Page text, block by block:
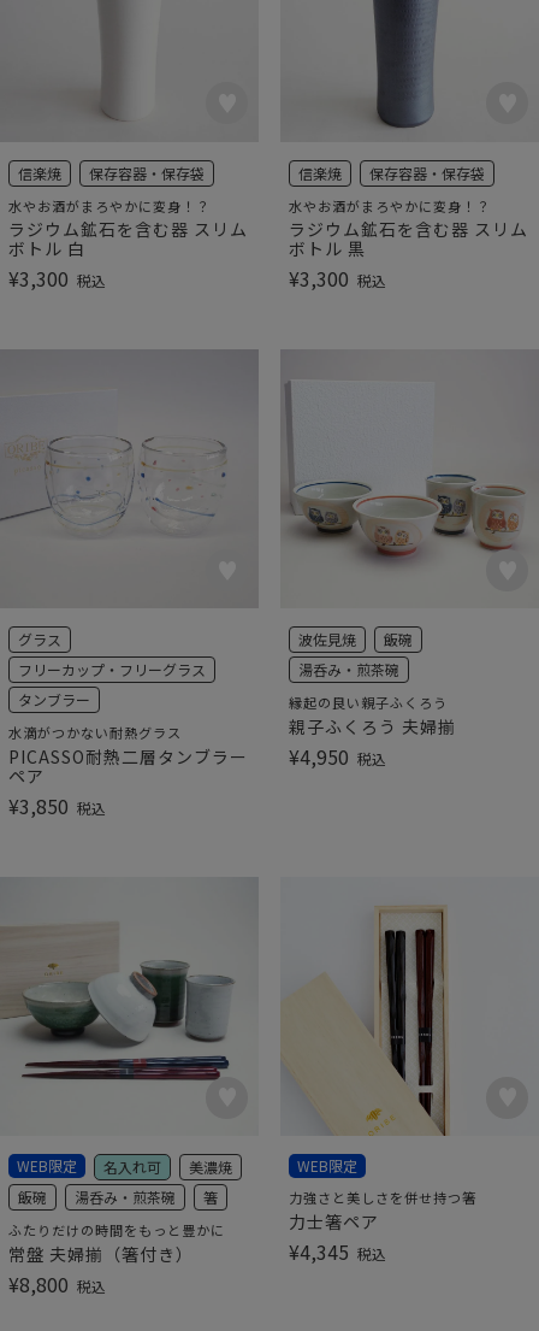
信楽焼 保存容器・保存袋
水やお酒がまろやかに変身！？
ラジウム鉱石を含む器 スリム
ボトル 白
¥3,300 税込
信楽焼 保存容器・保存袋
水やお酒がまろやかに変身！？
ラジウム鉱石を含む器 スリム
ボトル 黒
¥3,300 税込
グラス
フリーカップ・フリーグラス
タンブラー
水滴がつかない耐熱グラス
PICASSO耐熱二層タンブラー
ペア
¥3,850 税込
波佐見焼
飯碗
湯呑み・煎茶碗
縁起の良い親子ふくろう
親子ふくろう 夫婦揃
¥4,950 税込
WEB限定 名入れ可
美濃焼
飯碗
湯呑み・煎茶碗 箸
ふたりだけの時間をもっと豊かに
常盤 夫婦揃（箸付き）
¥8,800 税込
WEB限定
力強さと美しさを併せ持つ箸
力士箸ペア
¥4,345 税込